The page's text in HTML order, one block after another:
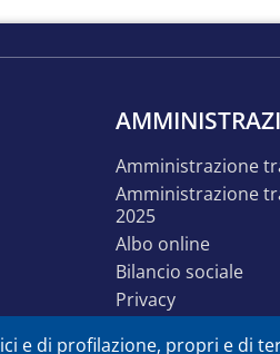
amministrazione
amministrazione trasparente
2025
albo online
bilancio sociale
privacy
e di profilazione, propri e di